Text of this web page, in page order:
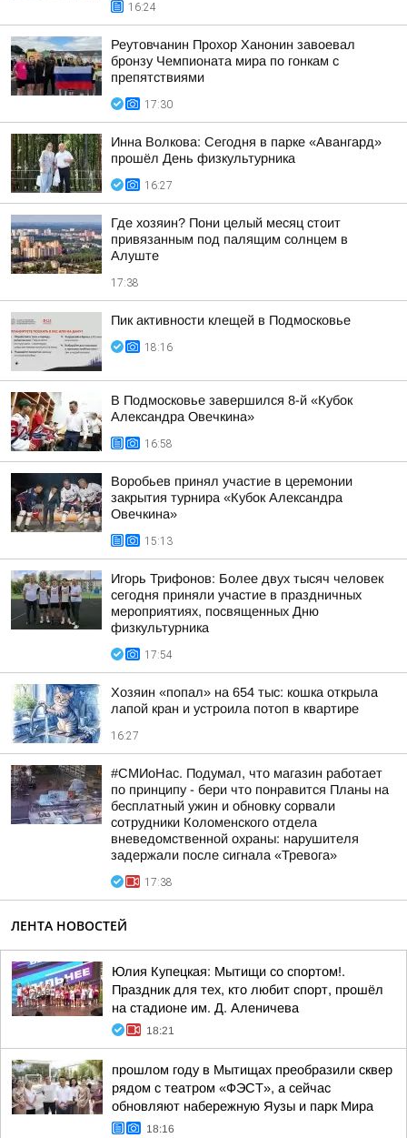
16:24
Реутовчанин Прохор Ханонин завоевал
бронзу Чемпионата мира по гонкам с
препятствиями
17:30
Инна Волкова: Сегодня в парке «Авангард»
прошёл День физкультурника
16:27
Где хозяин? Пони целый месяц стоит
привязанным под палящим солнцем в
Алуште
17:38
Пик активности клещей в Подмосковье
18:16
В Подмосковье завершился 8-й «Кубок
Александра Овечкина»
16:58
Воробьев принял участие в церемонии
закрытия турнира «Кубок Александра
Овечкина»
15:13
Игорь Трифонов: Более двух тысяч человек
сегодня приняли участие в праздничных
мероприятиях, посвященных Дню
физкультурника
17:54
Хозяин «попал» на 654 тыс: кошка открыла
лапой кран и устроила потоп в квартире
16:27
#СМИоНас. Подумал, что магазин работает
по принципу - бери что понравится Планы на
бесплатный ужин и обновку сорвали
сотрудники Коломенского отдела
вневедомственной охраны: нарушителя
задержали после сигнала «Тревога»
17:38
ЛЕНТА НОВОСТЕЙ
Юлия Купецкая: Мытищи со спортом!.
Праздник для тех, кто любит спорт, прошёл
на стадионе им. Д. Аленичева
18:21
прошлом году в Мытищах преобразили сквер
рядом с театром «ФЭСТ», а сейчас
обновляют набережную Яузы и парк Мира
18:16